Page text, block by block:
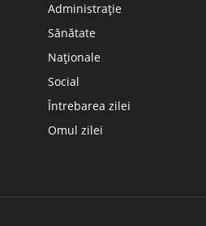
Administrație
Sănătate
Naționale
Social
Întrebarea zilei
Omul zilei